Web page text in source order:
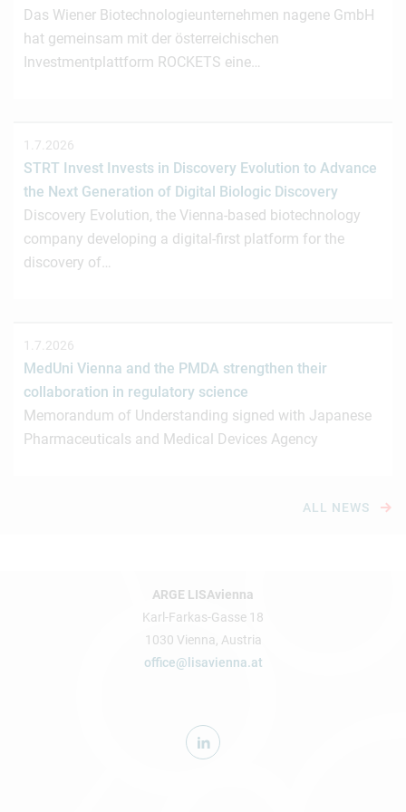
Das Wiener Biotechnologieunternehmen nagene GmbH
hat gemeinsam mit der österreichischen
Investmentplattform ROCKETS eine…
1.7.2026
STRT Invest Invests in Discovery Evolution to Advance
the Next Generation of Digital Biologic Discovery
Discovery Evolution, the Vienna-based biotechnology
company developing a digital-first platform for the
discovery of…
1.7.2026
MedUni Vienna and the PMDA strengthen their
collaboration in regulatory science
Memorandum of Understanding signed with Japanese
Pharmaceuticals and Medical Devices Agency
ALL NEWS
ARGE LISAvienna
Karl-Farkas-Gasse 18
1030 Vienna, Austria
office@lisavienna.at